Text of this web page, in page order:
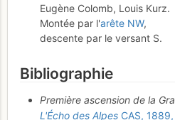
Eugène Colomb, Louis Kurz.
Montée par l'arête NW,
descente par le versant S.
Bibliographie
Première ascension de la
L'Écho des Alpes CAS, 1889,